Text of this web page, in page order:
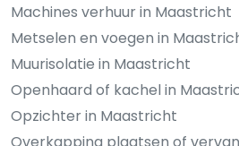
Machines verhuur in Maastricht
Metselen en voegen in
Muurisolatie in Maastricht
Openhaard of kachel in
Opzichter in Maastricht
Overkapping plaatsen of